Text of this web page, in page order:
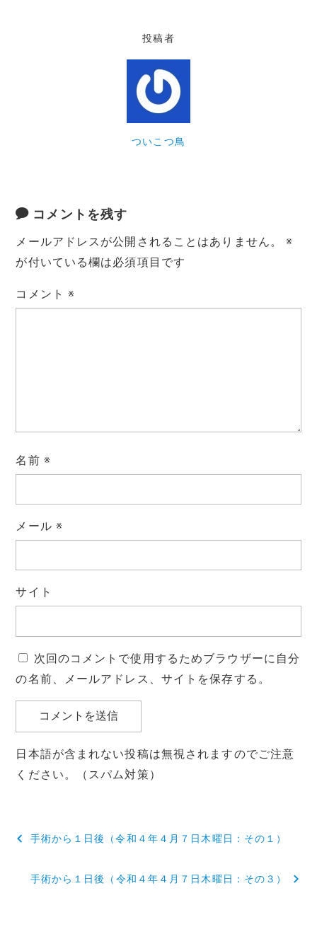
投稿者
ついこつ鳥
コメントを残す
メールアドレスが公開されることはありません。
※
が付いている欄は必須項目です
コメント※
名前 ※
メール ※
サイト
次回のコメントで使用するためブラウザーに自分
の名前、メールアドレス、サイトを保存する。
日本語が含まれない投稿は無視されますのでご注意
ください。（スパム対策）
投
手術から１日後（令和４年４月７日木曜日：その１）
手術から１日後（令和４年４月７日木曜日：その３）